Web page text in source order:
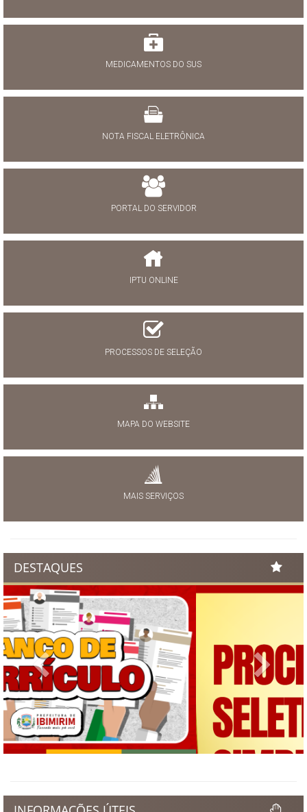
MEDICAMENTOS DO SUS
NOTA FISCAL ELETRÔNICA
PORTAL DO SERVIDOR
IPTU ONLINE
PROCESSOS DE SELEÇÃO
MAPA DO WEBSITE
MAIS SERVIÇOS
DESTAQUES
Previous Next